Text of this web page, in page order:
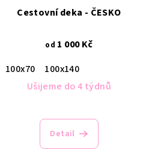
t
u
Cestovní deka - ČESKO
od 1 000 Kč
100x70
100x140
Ušijeme do 4 týdnů
Detail